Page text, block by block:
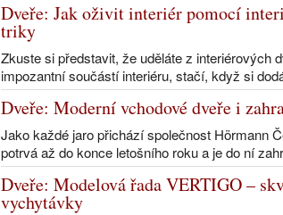
Dveře: Jak oživit interiér pomocí
triky
Zkuste si představit, že uděláte z interiérových
impozantní součástí interiéru, stačí, když si
Dveře: Moderní vchodové dveře i
Jako každé jaro přichází společnost Hörmann
potrvá až do konce letošního roku a je do ní
Dveře: Modelová řada VERTIGO –
vychytávky